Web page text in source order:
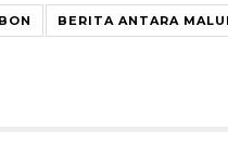
BERITA ANTARA